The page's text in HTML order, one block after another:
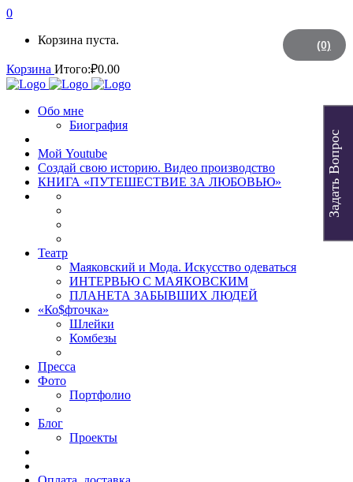
(0)
0
Корзина пуста.
Корзина Итого:₽0.00
Обо мне
Биография
Мой Youtube
Создай свою историю. Видео производство
КНИГА «ПУТЕШЕСТВИЕ ЗА ЛЮБОВЬЮ»
Театр
Маяковский и Мода. Искусство одеваться
ИНТЕРВЬЮ С МАЯКОВСКИМ
ПЛАНЕТА ЗАБЫВШИХ ЛЮДЕЙ
«Ко$фточка»
Шлейки
Комбезы
Пресса
Фото
Портфолио
Блог
Проекты
Задать Вопрос